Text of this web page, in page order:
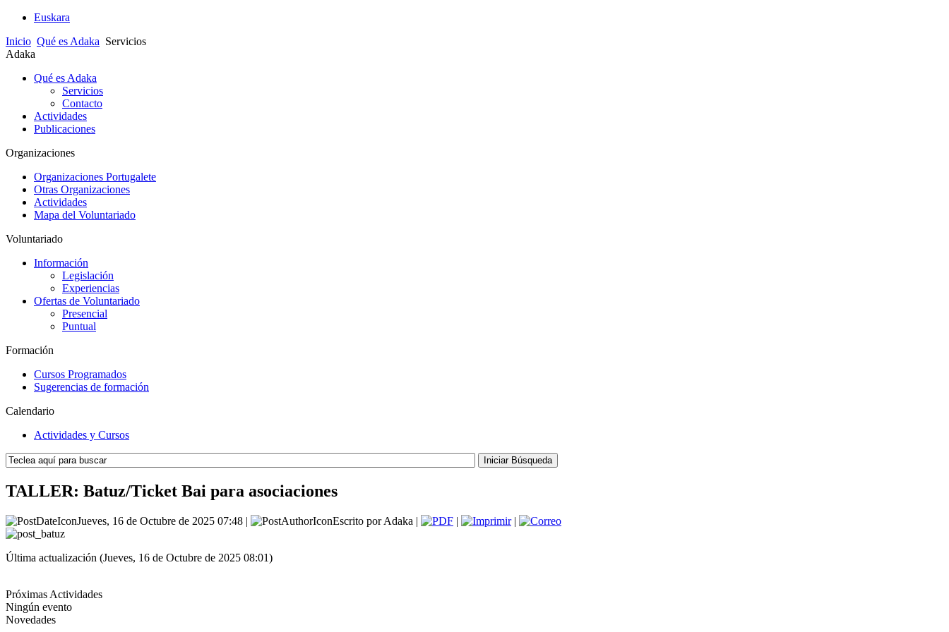
Euskara
Inicio Qué es Adaka Servicios
Adaka
Qué es Adaka
Servicios
Contacto
Actividades
Publicaciones
Organizaciones
Organizaciones Portugalete
Otras Organizaciones
Actividades
Mapa del Voluntariado
Voluntariado
Información
Legislación
Experiencias
Ofertas de Voluntariado
Presencial
Puntual
Formación
Cursos Programados
Sugerencias de formación
Calendario
Actividades y Cursos
TALLER: Batuz/Ticket Bai para asociaciones
Jueves, 16 de Octubre de 2025 07:48 | Escrito por Adaka | | |
Última actualización (Jueves, 16 de Octubre de 2025 08:01)
Próximas Actividades
Ningún evento
Novedades